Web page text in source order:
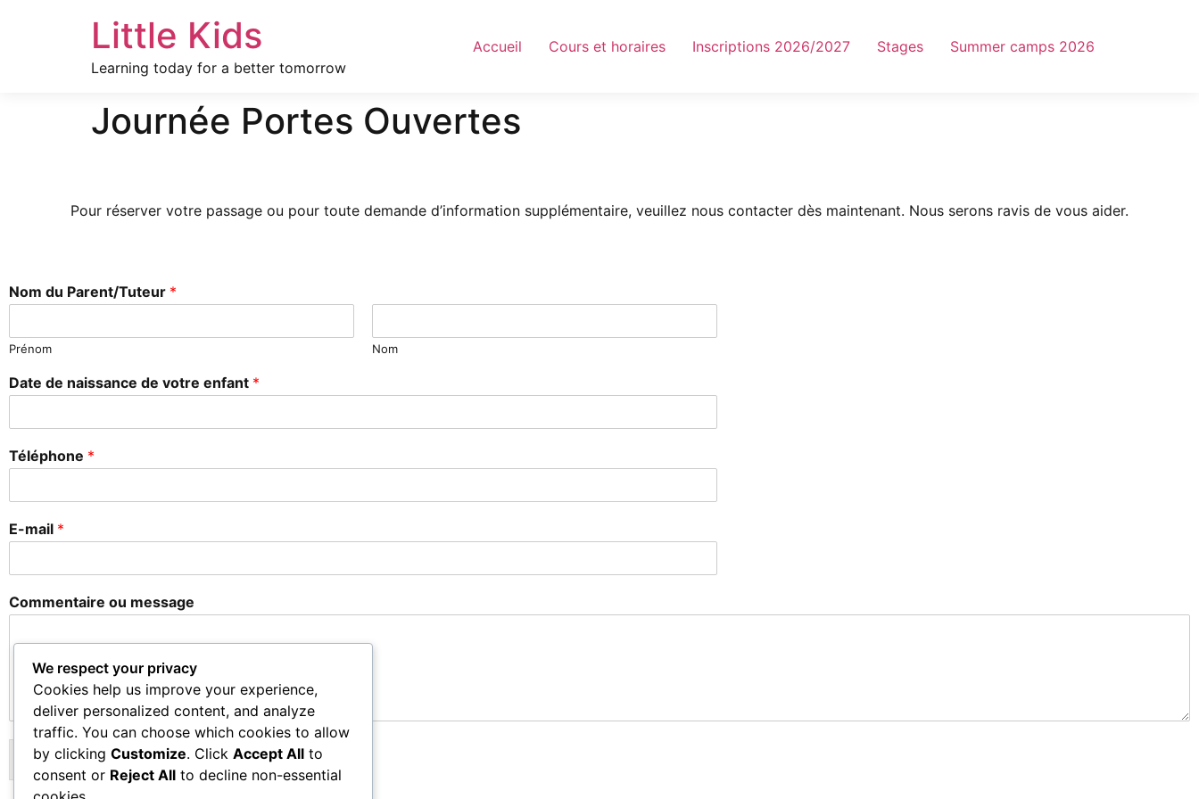
Little Kids
Learning today for a better tomorrow
Accueil Cours et horaires Inscriptions 2026/2027 Stages Summer camps 2026
Journée Portes Ouvertes
Pour réserver votre passage ou pour toute demande d’information supplémentaire, veuillez nous contacter dès maintenant. Nous serons ravis de vous aider.
Nom du Parent/Tuteur *
Prénom Nom
Date de naissance de votre enfant *
Téléphone *
E-mail *
n
a
s
c
e
Commentaire ou message
Envoyer
We respect your privacy
Cookies help us improve your experience,
deliver personalized content, and analyze
traffic. You can choose which cookies to allow
by clicking Customize. Click Accept All to
consent or Reject All to decline non-essential